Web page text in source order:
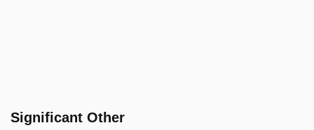
Significant Other